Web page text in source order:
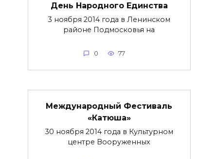
День Народного Единства
3 ноября 2014 года в Ленинском
районе Подмосковья на
0 77
Международный Фестиваль
«Катюша»
30 ноября 2014 года в Культурном
центре Вооруженных